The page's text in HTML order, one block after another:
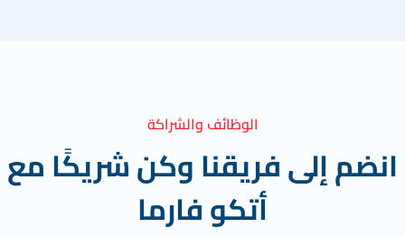
الوظائف والشراكة
انضم إلى فريقنا وكن شريكًا مع
أتكو فارما